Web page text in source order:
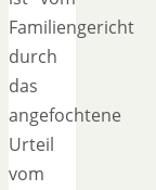
Familiengericht
durch
das
angefochtene
Urteil
vom